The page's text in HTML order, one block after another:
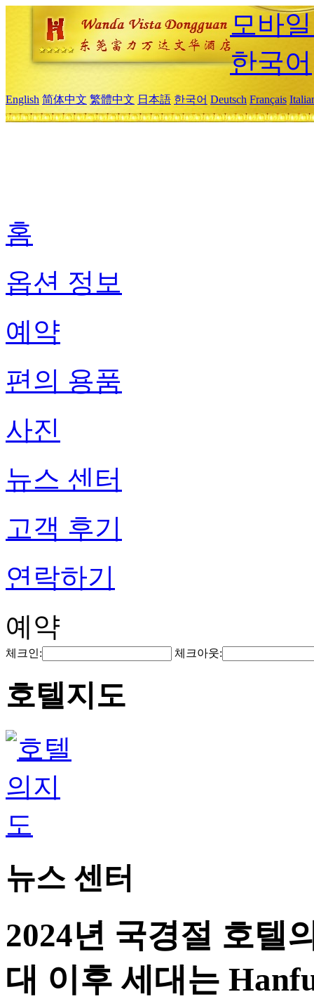
모바
한국어
English 简体中文 繁體中文 日本語 한국어 Deutsch Français
홈
옵션 정보
예약
편의 용품
사진
뉴스 센터
고객 후기
연락하기
예약
체크인: 체크아웃:
호텔지도
뉴스 센터
2024년 국경절 호텔
대 이후 세대는